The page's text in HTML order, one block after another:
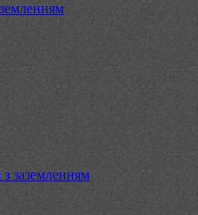
заземленням